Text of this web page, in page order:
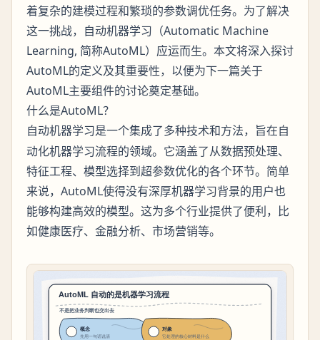
着复杂的建模过程和繁琐的参数调优任务。为了解决
这一挑战，自动机器学习（Automatic Machine
Learning, 简称AutoML）应运而生。本文将深入探讨
AutoML的定义及其重要性，以便为下一篇关于
AutoML主要组件的讨论奠定基础。
什么是AutoML？
自动机器学习是一个集成了多种技术和方法，旨在自
动化机器学习流程的领域。它涵盖了从数据预处理、
特征工程、模型选择到超参数优化的各个环节。简单
来说，AutoML使得没有深厚机器学习背景的用户也
能够构建高效的模型。这为多个行业提供了便利，比
如健康医疗、金融分析、市场营销等。